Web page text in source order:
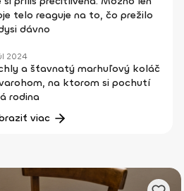
telo reaguje na to, čo prežilo
dávno
2024
a šťavnatý marhuľový koláč
na ktorom si pochutí
rodina
viac